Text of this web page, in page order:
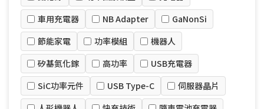
車用充電器
NB Adapter
GaNonSi
節能家電
功率模組
機器人
矽基氮化鎵
高功率
USB充電器
SiC功率元件
USB Type-C
伺服器晶片